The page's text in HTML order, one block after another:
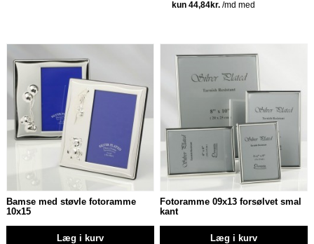
Bamse med støvle fotoramme
10x15
Læg i kurv
Fotoramme 09x13 forsølvet smal
kant
Læg i kurv